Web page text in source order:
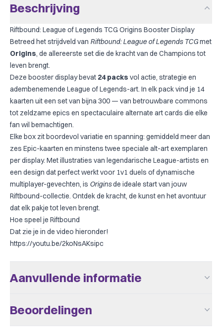
Beschrijving
Riftbound: League of Legends TCG Origins Booster Display
Betreed het strijdveld van Riftbound: League of Legends TCGmet
Origins, de allereerste set die de kracht van de Champions tot
leven brengt.
Deze booster display bevat 24 packs vol actie, strategie en
adembenemende League of Legends-art. In elk pack vind je 14
kaarten uit een set van bijna 300 — van betrouwbare commons
tot zeldzame epics en spectaculaire alternate art cards die elke
fan wil bemachtigen.
Elke box zit boordevol variatie en spanning: gemiddeld meer dan
zes Epic-kaarten en minstens twee speciale alt-art exemplaren
per display. Met illustraties van legendarische League-artists en
een design dat perfect werkt voor 1v1 duels of dynamische
multiplayer-gevechten, is Originsde ideale start van jouw
Riftbound-collectie. Ontdek de kracht, de kunst en het avontuur
dat elk pakje tot leven brengt.
Hoe speel je Riftbound
Dat zie je in de video hieronder!
https://youtu.be/2koNsAKsipc
Aanvullende informatie
Beoordelingen